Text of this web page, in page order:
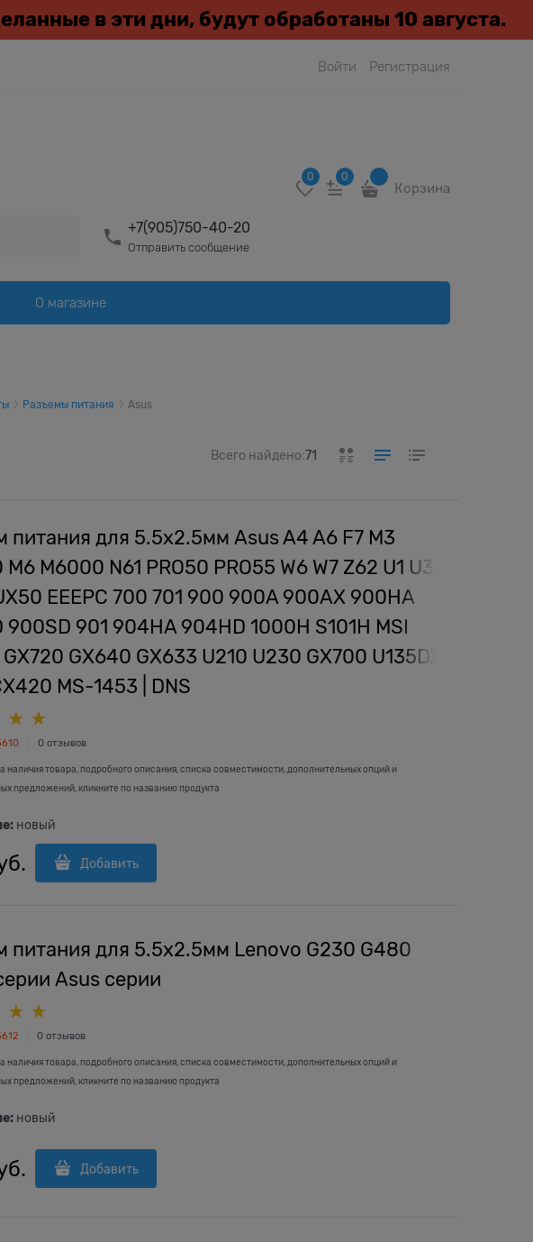
в эти дни, будут обработаны 10 августа.
Войти Регистрация
+7(905)750-40-20
Отправить сообщение
0 0
Корзина
О магазине
Разъемы питания Asus
Всего найдено:71
питания для 5.5x2.5мм Asus A4 A6 F7 M3
M6000 N61 PRO50 PRO55 W6 W7 Z62 U1 U3
EEEPC 700 701 900 900A 900AX 900HA
900SD 901 904HA 904HD 1000H S101H MSI
GX640 GX633 U210 U230 GX700 U135DX
MS-1453 | DNS
0 отзывов
наличия товара, подробного описания, списка совместимости, дополнительных опций и
предложений, кликните по названию продукта
новый
Добавить
питания для 5.5x2.5мм Lenovo G230 G480
Asus серии
0 отзывов
наличия товара, подробного описания, списка совместимости, дополнительных опций и
предложений, кликните по названию продукта
новый
Добавить